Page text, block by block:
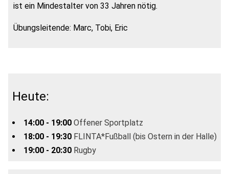
ist ein Mindestalter von 33 Jahren nötig.
Übungsleitende: Marc, Tobi, Eric
Heute:
14:00 - 19:00 Offener Sportplatz
18:00 - 19:30 FLINTA*Fußball (bis Ostern in der Halle)
19:00 - 20:30 Rugby